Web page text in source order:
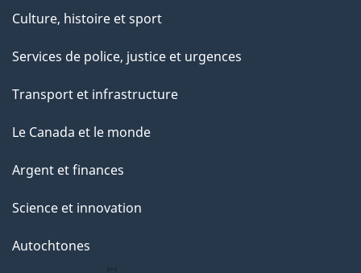
Culture, histoire et sport
Services de police, justice et urgences
Transport et infrastructure
Le Canada et le monde
Argent et finances
Science et innovation
Autochtones